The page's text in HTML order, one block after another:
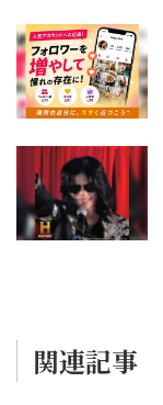
関連記事